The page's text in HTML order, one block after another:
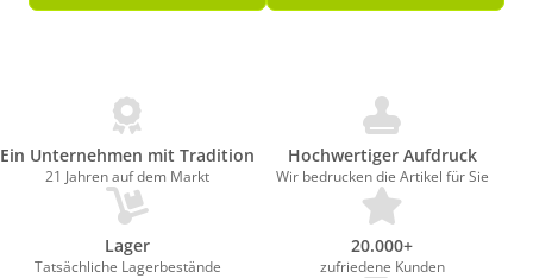
Ein Unternehmen mit Tradition
21 Jahren auf dem Markt
Hochwertiger Aufdruck
Wir bedrucken die Artikel für Sie
Lager
Tatsächliche Lagerbestände
20.000+
zufriedene Kunden